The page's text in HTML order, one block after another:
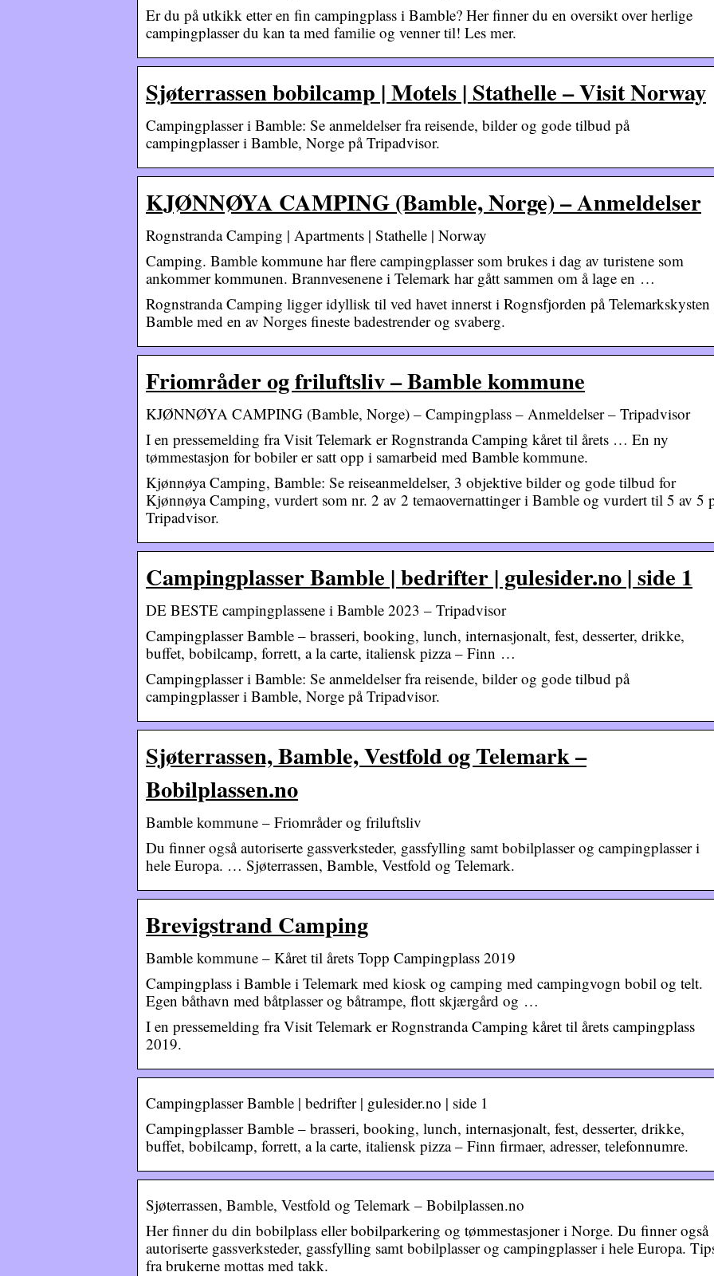
Er du på utkikk etter en fin campingplass i Bamble? Her finner du en oversikt over herlige
campingplasser du kan ta med familie og venner til! Les mer.
Sjøterrassen bobilcamp | Motels | Stathelle – Visit Norway
Campingplasser i Bamble: Se anmeldelser fra reisende, bilder og gode tilbud på
campingplasser i Bamble, Norge på Tripadvisor.
KJØNNØYA CAMPING (Bamble, Norge) – Anmeldelser
Rognstranda Camping | Apartments | Stathelle | Norway
Camping. Bamble kommune har flere campingplasser som brukes i dag av turistene som
ankommer kommunen. Brannvesenene i Telemark har gått sammen om å lage en …
Rognstranda Camping ligger idyllisk til ved havet innerst i Rognsfjorden på
Bamble med en av Norges fineste badestrender og svaberg.
Friområder og friluftsliv – Bamble kommune
KJØNNØYA CAMPING (Bamble, Norge) – Campingplass – Anmeldelser – Tripadvisor
I en pressemelding fra Visit Telemark er Rognstranda Camping kåret til årets … En ny
tømmestasjon for bobiler er satt opp i samarbeid med Bamble kommune.
Kjønnøya Camping, Bamble: Se reiseanmeldelser, 3 objektive bilder og gode tilbud for
Kjønnøya Camping, vurdert som nr. 2 av 2 temaovernattinger i Bamble og vurdert til 5 av 5
Tripadvisor.
Campingplasser Bamble | bedrifter | gulesider.no | side 1
DE BESTE campingplassene i Bamble 2023 – Tripadvisor
Campingplasser Bamble – brasseri, booking, lunch, internasjonalt, fest, desserter, drikke,
buffet, bobilcamp, forrett, a la carte, italiensk pizza – Finn …
Campingplasser i Bamble: Se anmeldelser fra reisende, bilder og gode tilbud på
campingplasser i Bamble, Norge på Tripadvisor.
Sjøterrassen, Bamble, Vestfold og Telemark –
Bobilplassen.no
Bamble kommune – Friområder og friluftsliv
Du finner også autoriserte gassverksteder, gassfylling samt bobilplasser og campingplasser i
hele Europa. … Sjøterrassen, Bamble, Vestfold og Telemark.
Brevigstrand Camping
Bamble kommune – Kåret til årets Topp Campingplass 2019
Campingplass i Bamble i Telemark med kiosk og camping med campingvogn bobil og telt.
Egen båthavn med båtplasser og båtrampe, flott skjærgård og …
I en pressemelding fra Visit Telemark er Rognstranda Camping kåret til årets campingplass
2019.
Campingplasser Bamble | bedrifter | gulesider.no | side 1
Campingplasser Bamble – brasseri, booking, lunch, internasjonalt, fest, desserter, drikke,
buffet, bobilcamp, forrett, a la carte, italiensk pizza – Finn firmaer, adresser, telefonnumre.
Sjøterrassen, Bamble, Vestfold og Telemark – Bobilplassen.no
Her finner du din bobilplass eller bobilparkering og tømmestasjoner i Norge. Du finner også
autoriserte gassverksteder, gassfylling samt bobilplasser og campingplasser i hele Europa.
fra brukerne mottas med takk.